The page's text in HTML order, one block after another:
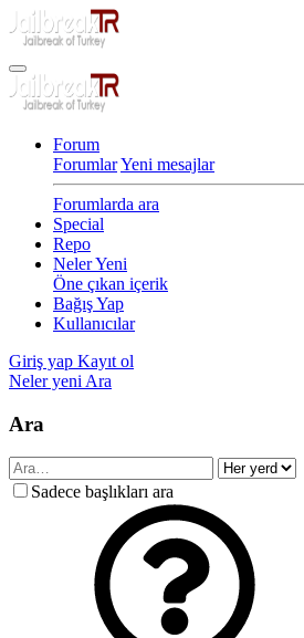
Forum
ForumlarYeni mesajlar
Forumlarda ara
Special
Repo
Neler Yeni
Öne çıkan içerik
Bağış Yap
Kullanıcılar
Giriş yap Kayıt ol
Neler yeni Ara
Ara
Sadece başlıkları ara